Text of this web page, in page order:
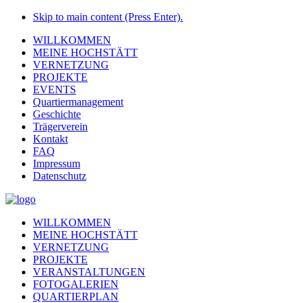
Skip to main content (Press Enter).
WILLKOMMEN
MEINE HOCHSTÄTT
VERNETZUNG
PROJEKTE
EVENTS
Quartiermanagement
Geschichte
Trägerverein
Kontakt
FAQ
Impressum
Datenschutz
WILLKOMMEN
MEINE HOCHSTÄTT
VERNETZUNG
PROJEKTE
VERANSTALTUNGEN
FOTOGALERIEN
QUARTIERPLAN